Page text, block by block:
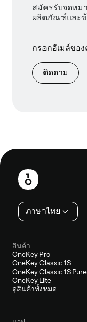
สมัครรับจดหม
ผลิตภัณฑ์และข้
ติดตาม
ส่วน
ท้าย
ภาษาไทย
สินค้า
OneKey Pro
OneKey Classic 1S
OneKey Classic 1S Pure
OneKey Lite
ดูสินค้าทั้งหมด